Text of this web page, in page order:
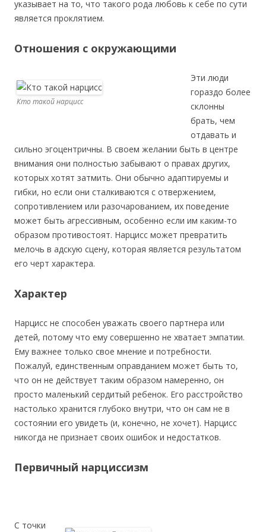
указывает на то, что такого рода любовь к себе по сути
является проклятием.
Отношения с окружающими
Кто такой нарцисс
Эти люди
гораздо более
склонны
брать, чем
отдавать и
сильно эгоцентричны. В своем желании быть в центре
внимания они полностью забывают о правах других,
которых хотят затмить. Они обычно адаптируемы и
гибки, но если они сталкиваются с отвержением,
сопротивлением или разочарованием, их поведение
может быть агрессивным, особенно если им каким-то
образом противостоят. Нарцисс может превратить
мелочь в адскую сцену, которая является результатом
его черт характера.
Характер
Нарцисс не способен уважать своего партнера или
детей, потому что ему совершенно не хватает эмпатии.
Ему важнее только свое мнение и потребности.
Пожалуй, единственным оправданием может быть то,
что он не действует таким образом намеренно, он
просто маленький сердитый ребенок. Его расстройство
настолько хранится глубоко внутри, что он сам не в
состоянии его увидеть (и, конечно, не хочет). Нарцисс
никогда не признает своих ошибок и недостатков.
Первичный нарциссизм
С точки